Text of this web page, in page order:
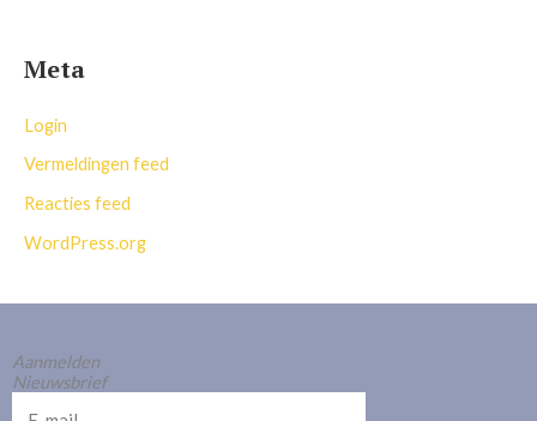
Meta
Login
Vermeldingen feed
Reacties feed
WordPress.org
Aanmelden
Nieuwsbrief